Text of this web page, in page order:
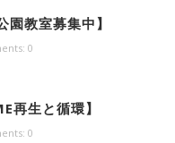
園教室募集中】
0
再生と循環】
0